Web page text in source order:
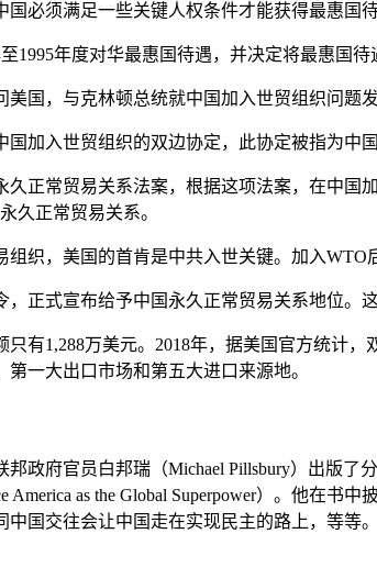
国必须满足一些关键人权条件才能获得最惠国
1995年度对华最惠国待遇，并决定将最惠国待
美国，与克林顿总统就中国加入世贸组织问题
国加入世贸组织的双边协定，此协定被指为中
久正常贸易关系法案，根据这项法案，在中
久正常贸易关系。
组织，美国的首肯是中共入世关键。加入
，正式宣布给予中国永久正常贸易关系地位。
有1,288万美元。2018年，据美国官方统计
一大出口市场和第五大进口来源地。
政府官员白邦瑞（Michael Pillsbury）出版
America as the Global Superpower）。他
中国交往会让中国走在实现民主的路上，等